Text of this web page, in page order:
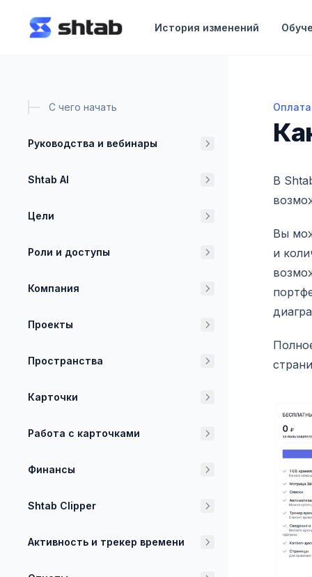
содержимому
История изменений
С чего начать
Руководства и вебинары
Shtab AI
Цели
Роли и доступы
Компания
Проекты
Пространства
Карточки
Работа с карточками
Финансы
Shtab Clipper
Активность и трекер времени
Как
Оплата
В
Вы
и